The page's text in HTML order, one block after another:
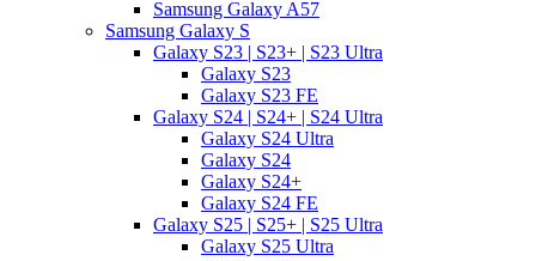
Samsung Galaxy A57
Samsung Galaxy S
Galaxy S23 | S23+ | S23 Ultra
Galaxy S23
Galaxy S23 FE
Galaxy S24 | S24+ | S24 Ultra
Galaxy S24 Ultra
Galaxy S24
Galaxy S24+
Galaxy S24 FE
Galaxy S25 | S25+ | S25 Ultra
Galaxy S25 Ultra